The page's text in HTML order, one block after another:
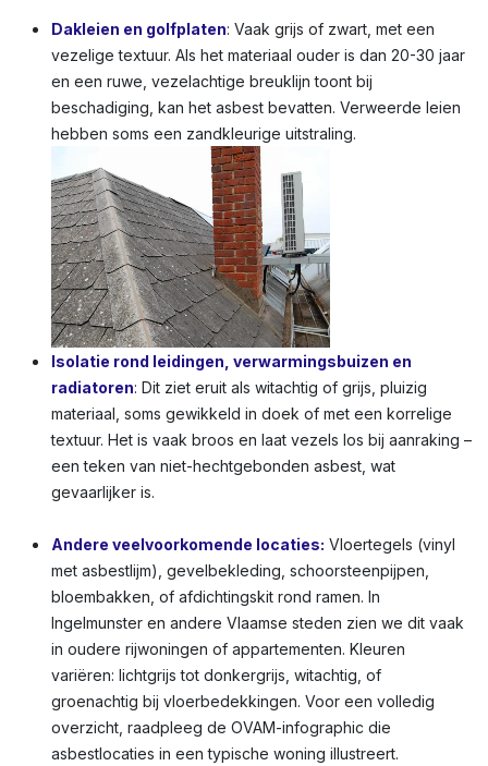
Dakleien en golfplaten: Vaak grijs of zwart, met een
vezelige textuur. Als het materiaal ouder is dan 20-30 jaar
en een ruwe, vezelachtige breuklijn toont bij
beschadiging, kan het asbest bevatten. Verweerde leien
hebben soms een zandkleurige uitstraling.
Isolatie rond leidingen, verwarmingsbuizen en
radiatoren: Dit ziet eruit als witachtig of grijs, pluizig
materiaal, soms gewikkeld in doek of met een korrelige
textuur. Het is vaak broos en laat vezels los bij aanraking –
een teken van niet-hechtgebonden asbest, wat
gevaarlijker is.
Andere veelvoorkomende locaties:
Vloertegels (vinyl
met asbestlijm), gevelbekleding, schoorsteenpijpen,